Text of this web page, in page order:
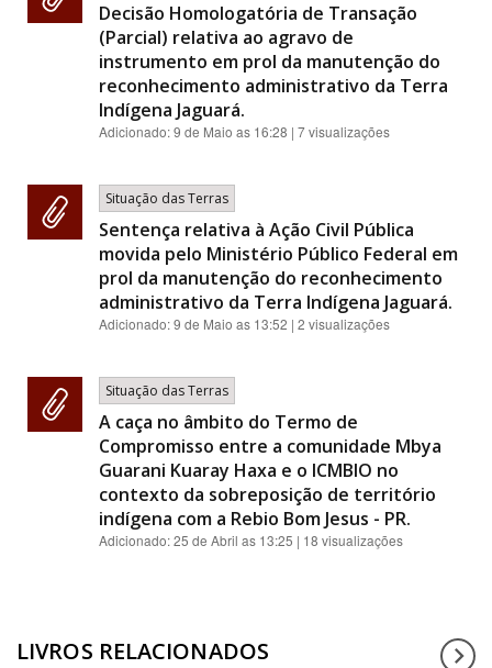
Decisão Homologatória de Transação
(Parcial) relativa ao agravo de
instrumento em prol da manutenção do
reconhecimento administrativo da Terra
Indígena Jaguará.
Adicionado:9 de Maio as 16:28 | 7 visualizações
Situação das Terras
Sentença relativa à Ação Civil Pública
movida pelo Ministério Público Federal em
prol da manutenção do reconhecimento
administrativo da Terra Indígena Jaguará.
Adicionado:9 de Maio as 13:52 | 2 visualizações
Situação das Terras
A caça no âmbito do Termo de
Compromisso entre a comunidade Mbya
Guarani Kuaray Haxa e o ICMBIO no
contexto da sobreposição de território
indígena com a Rebio Bom Jesus - PR.
Adicionado:25 de Abril as 13:25 | 18 visualizações
LIVROS RELACIONADOS